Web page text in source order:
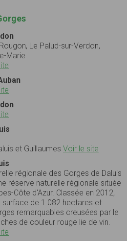
Le Palud-sur-Verdon,
Marie
et Guillaumes Voir le site
régionale des Gorges de Daluis
réserve naturelle régionale située
Côte d'Azur. Classée en 2012,
surface de 1 082 hectares et
remarquables creusées par le
de couleur rouge lie de vin.